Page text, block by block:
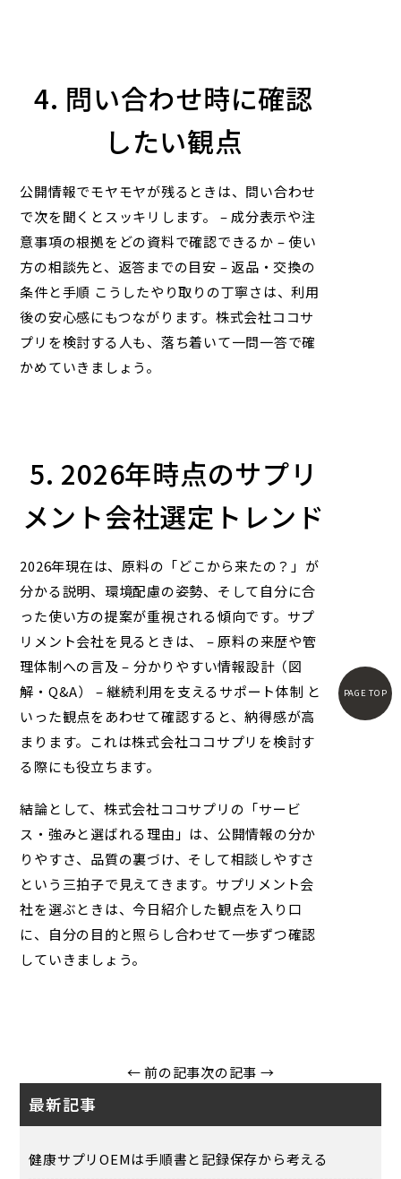
4. 問い合わせ時に確認
したい観点
公開情報でモヤモヤが残るときは、問い合わせ
で次を聞くとスッキリします。 – 成分表示や注
意事項の根拠をどの資料で確認できるか – 使い
方の相談先と、返答までの目安 – 返品・交換の
条件と手順 こうしたやり取りの丁寧さは、利用
後の安心感にもつながります。 株式会社ココサ
プリ を検討する人も、落ち着いて一問一答で確
かめていきましょう。
5. 2026年時点のサプリ
メント会社選定トレンド
2026年現在は、原料の「どこから来たの？」が
分かる説明、環境配慮の姿勢、そして自分に合
った使い方の提案が重視される傾向です。サプ
リメント会社を見るときは、 – 原料の来歴や管
理体制への言及 – 分かりやすい情報設計（図
解・Q&A） – 継続利用を支えるサポート体制 と
いった観点をあわせて確認すると、納得感が高
まります。これは株式会社ココサプリ を検討す
る際にも役立ちます。
結論として、 株式会社ココサプリ の「サービ
ス・強みと選ばれる理由」は、公開情報の分か
りやすさ、品質の裏づけ、そして相談しやすさ
という三拍子で見えてきます。サプリメント会
社を選ぶときは、今日紹介した観点を入り口
に、自分の目的と照らし合わせて一歩ずつ確認
していきましょう。
← 前の記事次の記事 →
最新記事
健康サプリOEMは手順書と記録保存から考える
PAGE TOP